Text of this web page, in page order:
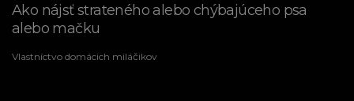
Ako nájsť strateného alebo chýbajúceho psa
alebo mačku
Vlastníctvo domácich miláčikov